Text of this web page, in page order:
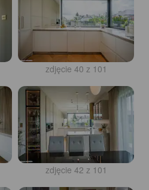
zdjęcie 40 z 101
zdjęcie 42 z 101